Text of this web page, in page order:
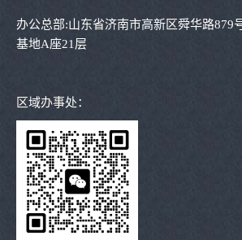
办公总部:山东省济南市高新区舜华路879
基地A座21层
区域办事处：